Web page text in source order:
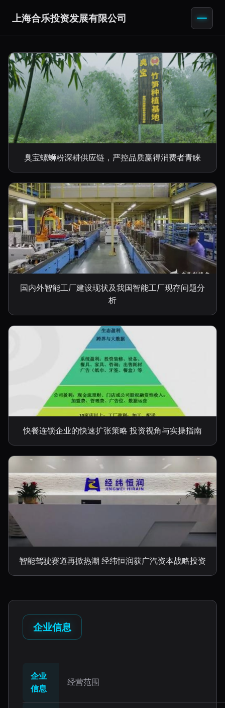
上海合乐投资发展有限公司
臭宝螺蛳粉深耕供应链，严控品质赢得消费者青睐
国内外智能工厂建设现状及我国智能工厂现存问题分
析
快餐连锁企业的快速扩张策略 投资视角与实操指南
智能驾驶赛道再掀热潮 经纬恒润获广汽资本战略投资
企业信息
企业
信息
经营范围